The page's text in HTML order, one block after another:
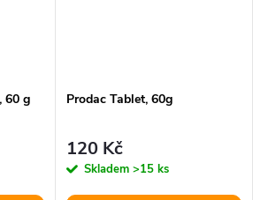
60 g Prodac Tablet, 60g
120 Kč
Skladem >15 ks